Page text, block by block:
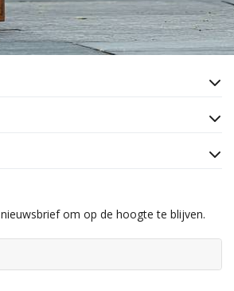
om op de hoogte te blijven.